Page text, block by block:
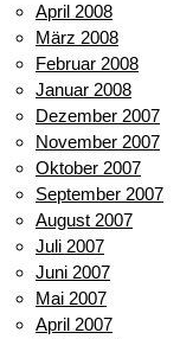
April 2008
März 2008
Februar 2008
Januar 2008
Dezember 2007
November 2007
Oktober 2007
September 2007
August 2007
Juli 2007
Juni 2007
Mai 2007
April 2007